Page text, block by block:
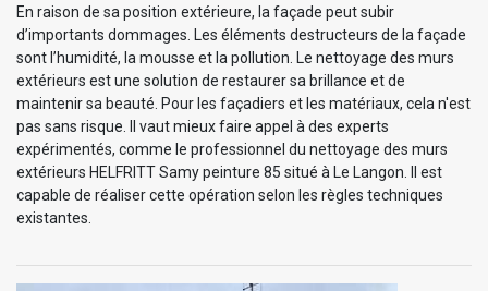
En raison de sa position extérieure, la façade peut subir
d’importants dommages. Les éléments destructeurs de la façade
sont l’humidité, la mousse et la pollution. Le nettoyage des murs
extérieurs est une solution de restaurer sa brillance et de
maintenir sa beauté. Pour les façadiers et les matériaux, cela n'est
pas sans risque. Il vaut mieux faire appel à des experts
expérimentés, comme le professionnel du nettoyage des murs
extérieurs HELFRITT Samy peinture 85 situé à Le Langon. Il est
capable de réaliser cette opération selon les règles techniques
existantes.